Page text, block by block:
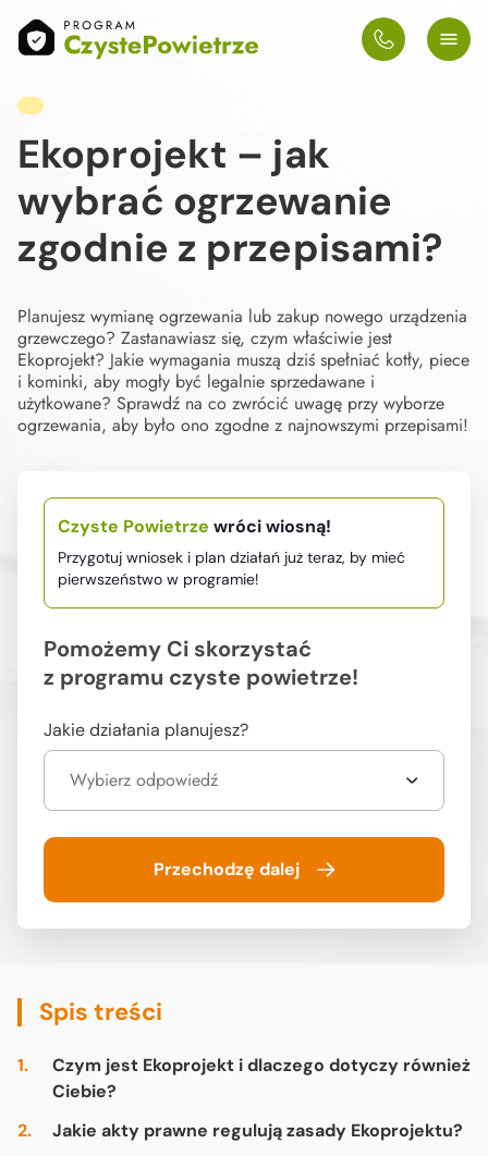
Ekoprojekt – jak
wybrać ogrzewanie
zgodnie z przepisami?
Planujesz wymianę ogrzewania lub zakup nowego urządzenia
grzewczego? Zastanawiasz się, czym właściwie jest
Ekoprojekt? Jakie wymagania muszą dziś spełniać kotły, piece
i kominki, aby mogły być legalnie sprzedawane i
użytkowane? Sprawdź na co zwrócić uwagę przy wyborze
ogrzewania, aby było ono zgodne z najnowszymi przepisami!
Czyste Powietrze wróci wiosną!
Przygotuj wniosek i plan działań już teraz, by mieć
pierwszeństwo w programie!
Pomożemy Ci skorzystać
z programu czyste powietrze!
Jakie działania planujesz?
Wybierz odpowiedź
Przechodzę dalej
Spis treści
Czym jest Ekoprojekt i dlaczego dotyczy również
Ciebie?
Jakie akty prawne regulują zasady Ekoprojektu?